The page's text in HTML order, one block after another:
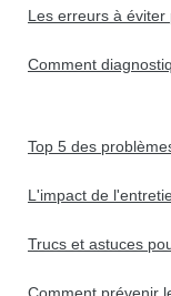
Les erreurs à éviter
Comment
Top 5 des
L'impact de
Trucs et astuces